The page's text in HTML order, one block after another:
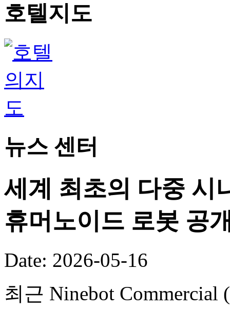
호텔지도
뉴스 센터
세계 최초의 다중 시
휴머노이드 로봇 공
Date: 2026-05-16
최근 Ninebot Commercial